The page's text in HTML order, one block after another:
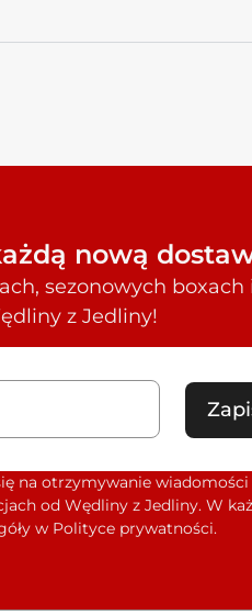
nową
sezonowych
z Jedliny!
na otrzymywanie
od Wędliny z Jedliny. W
w Polityce prywatności.